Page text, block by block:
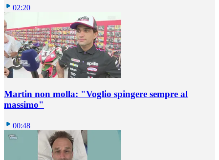
02:20
Martin non molla: "Voglio spingere sempre al
massimo"
00:48